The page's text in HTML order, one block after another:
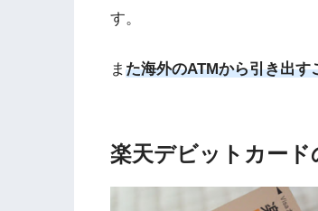
す。
ま た海外のATMから引き出
楽天デビットカード